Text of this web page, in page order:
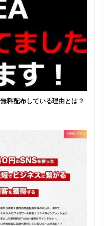
料配布している理由とは？